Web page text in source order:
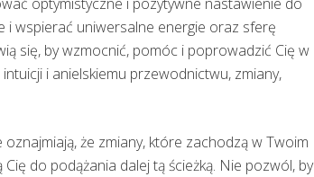
optymistyczne i pozytywne nastawienie do
i wspierać uniwersalne energie oraz sferę
się, by wzmocnić, pomóc i poprowadzić Cię w
i anielskiemu przewodnictwu, zmiany,
oznajmiają, że zmiany, które zachodzą w Twoim
do podążania dalej tą ścieżką. Nie pozwól, by